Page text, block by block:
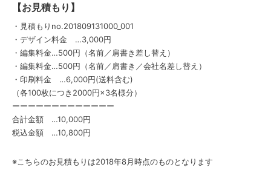
【お見積もり】
・見積もりno.201809131000_001
・デザイン料金 …3,000円
・編集料金…500円（名前／肩書き差し替え）
・編集料金…500円（名前／肩書き／会社名差し替え）
・印刷料金 …6,000円(送料含む)
（各100枚につき2000円×3名様分）
ーーーーーーーーーーーーー
合計金額 …10,000円
税込金額 …10,800円
※こちらのお見積もりは2018年8月時点のものとなります